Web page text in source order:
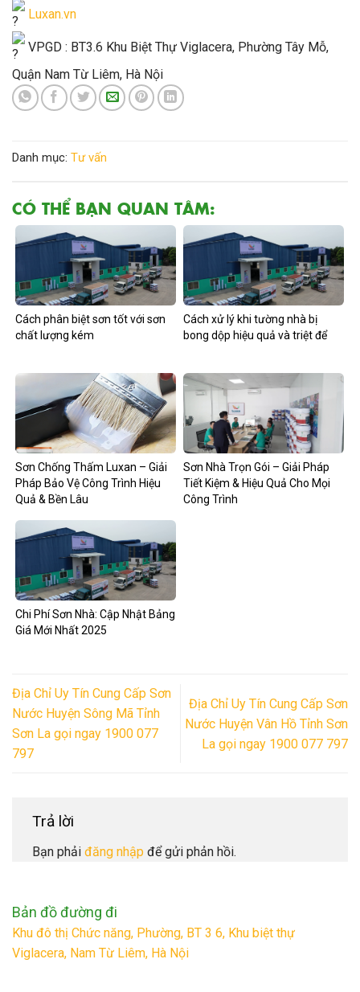
Luxan.vn
VPGD : BT3.6 Khu Biệt Thự Viglacera, Phường Tây Mỗ,
Quận Nam Từ Liêm, Hà Nội
Danh mục: Tư vấn
CÓ THỂ BẠN QUAN TÂM:
Cách phân biệt sơn tốt với sơn
chất lượng kém
Cách xử lý khi tường nhà bị
bong dộp hiệu quả và triệt để
Sơn Chống Thấm Luxan – Giải
Pháp Bảo Vệ Công Trình Hiệu
Quả & Bền Lâu
Sơn Nhà Trọn Gói – Giải Pháp
Tiết Kiệm & Hiệu Quả Cho Mọi
Công Trình
Chi Phí Sơn Nhà: Cập Nhật Bảng
Giá Mới Nhất 2025
Địa Chỉ Uy Tín Cung Cấp Sơn
Nước Huyện Sông Mã Tỉnh
Sơn La gọi ngay 1900 077
797
Địa Chỉ Uy Tín Cung Cấp Sơn
Nước Huyện Vân Hồ Tỉnh Sơn
La gọi ngay 1900 077 797
Trả lời
Bạn phải đăng nhập để gửi phản hồi.
Bản đồ đường đi
Khu đô thị Chức năng, Phường, BT 3 6, Khu biệt thự
Viglacera, Nam Từ Liêm, Hà Nội